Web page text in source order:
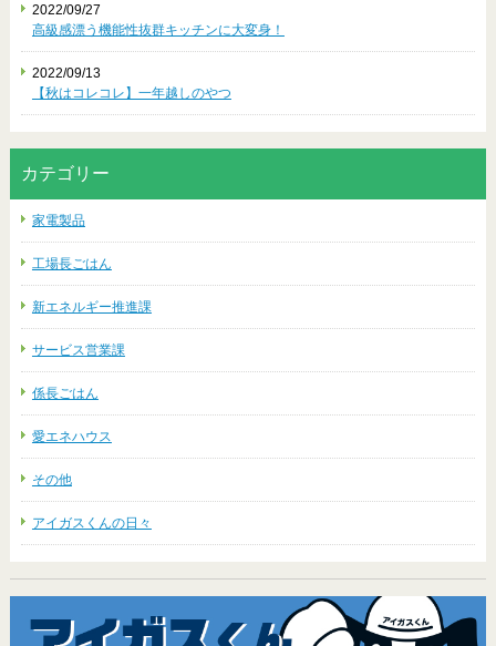
2022/09/27
高級感漂う機能性抜群キッチンに大変身！
2022/09/13
【秋はコレコレ】一年越しのやつ
カテゴリー
家電製品
工場長ごはん
新エネルギー推進課
サービス営業課
係長ごはん
愛エネハウス
その他
アイガスくんの日々